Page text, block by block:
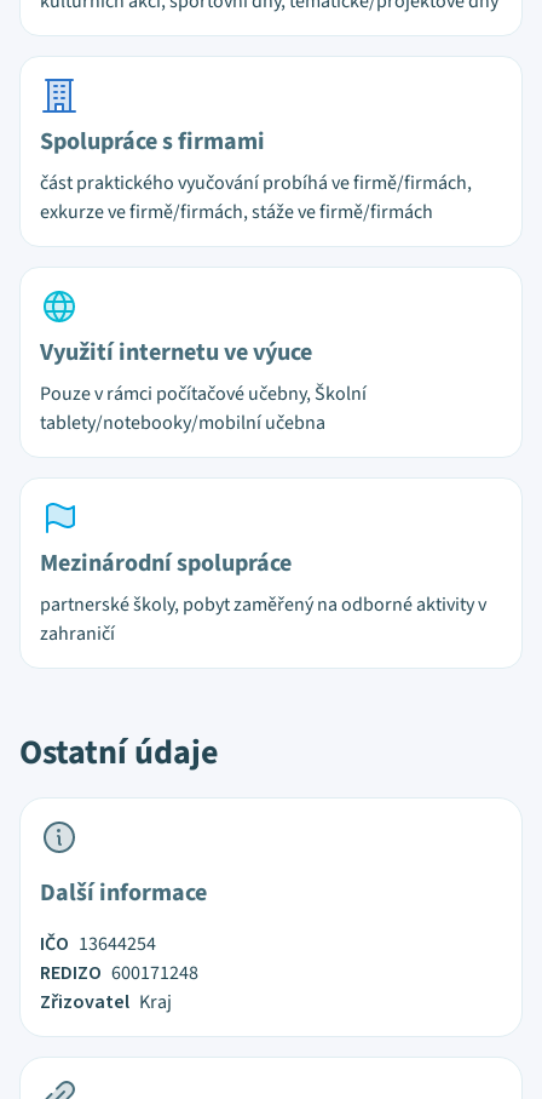
Spolupráce s firmami
část praktického vyučování probíhá ve firmě/firmách,
exkurze ve firmě/firmách, stáže ve firmě/firmách
Využití internetu ve výuce
Pouze v rámci počítačové učebny, Školní
tablety/notebooky/mobilní učebna
Mezinárodní spolupráce
partnerské školy, pobyt zaměřený na odborné aktivity v
zahraničí
Ostatní údaje
Další informace
IČO 13644254
REDIZO 600171248
Zřizovatel Kraj